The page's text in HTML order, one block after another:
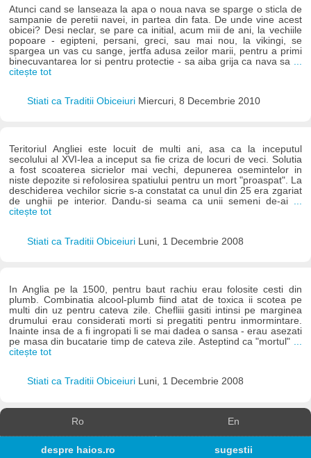
Atunci cand se lanseaza la apa o noua nava se sparge o sticla de
sampanie de peretii navei, in partea din fata. De unde vine acest
obicei? Desi neclar, se pare ca initial, acum mii de ani, la vechiile
popoare - egipteni, persani, greci, sau mai nou, la vikingi, se
spargea un vas cu sange, jertfa adusa zeilor marii, pentru a primi
binecuvantarea lor si pentru protectie - sa aiba grija ca nava sa
citește tot
Stiati ca Traditii Obiceiuri Miercuri, 8 Decembrie 2010
Teritoriul Angliei este locuit de multi ani, asa ca la inceputul
secolului al XVI-lea a inceput sa fie criza de locuri de veci. Solutia
a fost scoaterea sicrielor mai vechi, depunerea osemintelor in
niste depozite si refolosirea spatiului pentru un mort "proaspat". La
deschiderea vechilor sicrie s-a constatat ca unul din 25 era zgariat
de unghii pe interior. Dandu-si seama ca unii semeni de-ai ...
citește tot
Stiati ca Traditii Obiceiuri Luni, 1 Decembrie 2008
In Anglia pe la 1500, pentru baut rachiu erau folosite cesti din
plumb. Combinatia alcool-plumb fiind atat de toxica ii scotea pe
multi din uz pentru cateva zile. Chefliii gasiti intinsi pe marginea
drumului erau considerati morti si pregatiti pentru inmormintare.
Inainte insa de a fi ingropati li se mai dadea o sansa - erau asezati
pe masa din bucatarie timp de cateva zile. Asteptind ca "mortul" ...
citește tot
Stiati ca Traditii Obiceiuri Luni, 1 Decembrie 2008
Ro En
despre haios.ro sugestii